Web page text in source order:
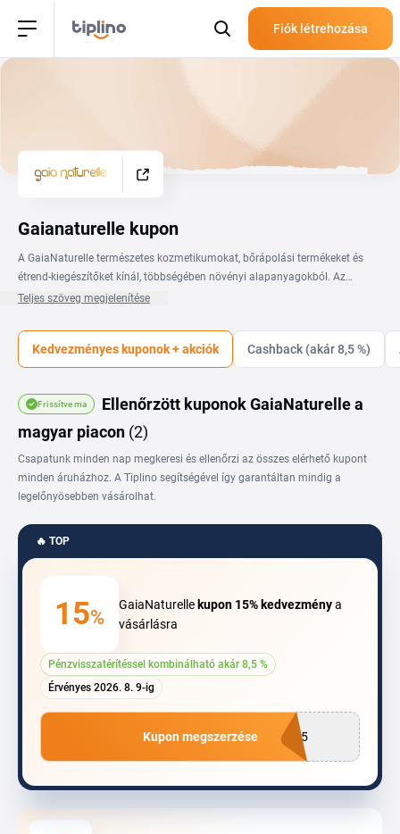
Fiók létrehozása
Gaianaturelle kupon
A GaiaNaturelle természetes kozmetikumokat, bőrápolási termékeket és
étrend-kiegészítőket kínál, többségében növényi alapanyagokból. Az
aktuális GaiaNaturelle kuponkóddal kedvezményesebben szerezheted be a
összetevőkre épülő termékeket. A kuponok és akciók ezen az oldalon
érhetők el, így gyorsan átnézheted, melyik ajánlat illik a kosaradhoz. A
GaiaNaturelle kupon beváltása egyszerű: kiválasztod a kódot, kimásolod,
kedvezmény gyakran adott kategóriára vagy meghatározott termékekre
szól, ezért érdemes minden alkalommal elolvasni a feltételeket, mielőtt
Teljes szöveg megjelenítése
Kedvezményes kuponok + akciók Cashback (akár 8,5 %)
Frissítve ma
Ellenőrzött kuponok GaiaNaturelle a
magyar piacon (2)
Csapatunk minden nap megkeresi és ellenőrzi az összes elérhető kupont
minden áruházhoz. A Tiplino segítségével így garantáltan mindig a
legelőnyösebben vásárolhat.
🔥 TOP
15%
GaiaNaturelle kupon 15% kedvezménya
vásárlásra
Pénzvisszatérítéssel kombinálható akár 8,5 %
Érvényes 2026. 8. 9-ig
A15
Kupon megszerzése